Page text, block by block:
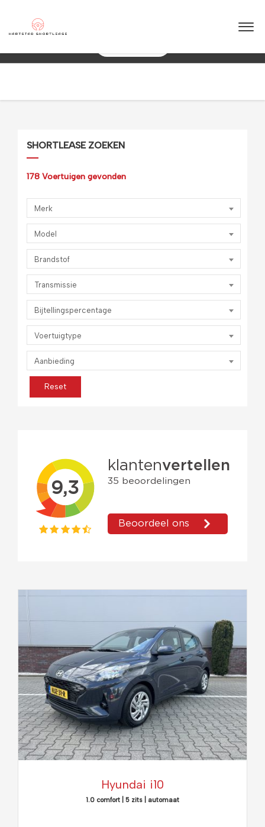
Betrouwbaar & flexibel!
Maximale
SHORTLEASE ZOEKEN
178 Voertuigen gevonden
Merk
Model
Brandstof
Transmissie
Bijtellingspercentage
Voertuigtype
Aanbieding
Reset
Hyundai i10
1.0 comfort | 5 zits | automaat